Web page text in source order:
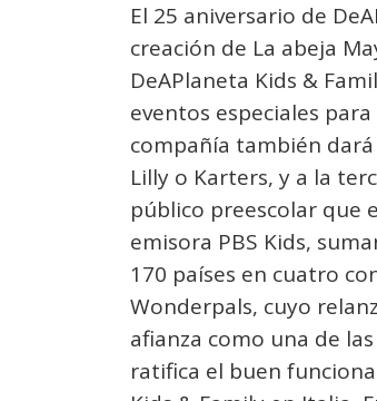
El 25 aniversario de
creación de La abeja
DeAPlaneta Kids &
eventos especiales
compañía también
Lilly o Karters, y a la
público preescolar que
emisora PBS Kids,
170 países en cuatro
Wonderpals, cuyo
afianza como una de
ratifica el buen